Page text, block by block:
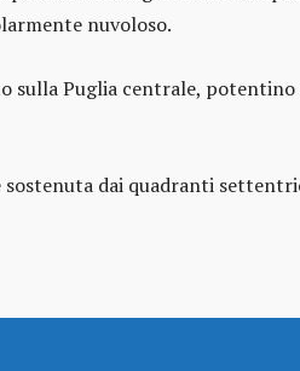
nuvoloso.
sulla Puglia centrale,
dai quadranti